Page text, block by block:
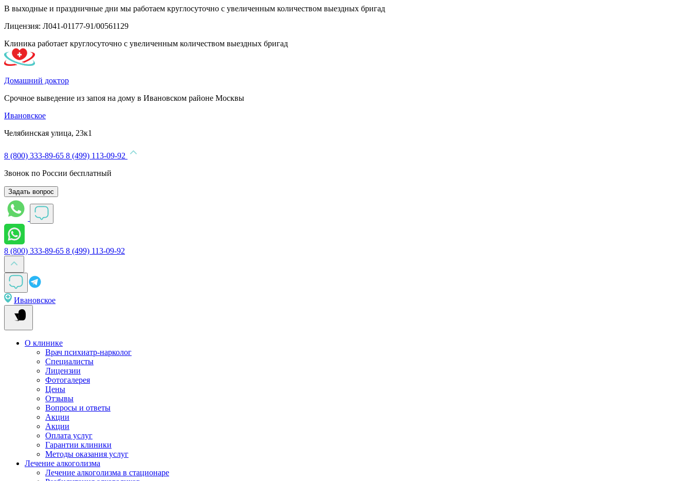
В выходные и праздничные дни мы работаем круглосуточно с увеличенным количеством выездных бригад
Лицензия: Л041-01177-91/00561129
Клиника работает круглосуточно с увеличенным количеством выездных бригад
Домашний доктор
Срочное выведение из запоя на дому в Ивановском районе Москвы
Ивановское
Челябинская улица, 23к1
8 (800) 333-89-65 8 (499) 113-09-92
Звонок по России бесплатный
Задать вопрос
8 (800) 333-89-65 8 (499) 113-09-92
Ивановское
О клинике
Врач психиатр-нарколог
Специалисты
Лицензии
Фотогалерея
Цены
Отзывы
Вопросы и ответы
Акции
Акции
Оплата услуг
Гарантии клиники
Методы оказания услуг
Лечение алкоголизма
Лечение алкоголизма в стационаре